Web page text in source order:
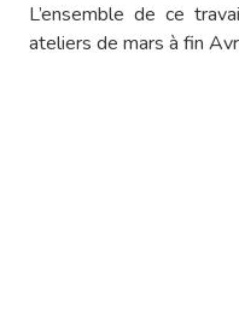
L’ensemble de ce
ateliers de mars à fin